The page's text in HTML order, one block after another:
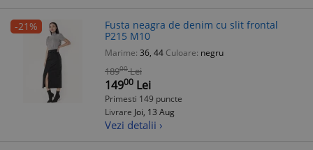
-21%
Fusta neagra de denim cu slit frontal
P215 M10
Marime: 36, 44 Culoare: negru
18900 Lei
14900 Lei
Primesti 149 puncte
Livrare Joi, 13 Aug
Vezi detalii ›